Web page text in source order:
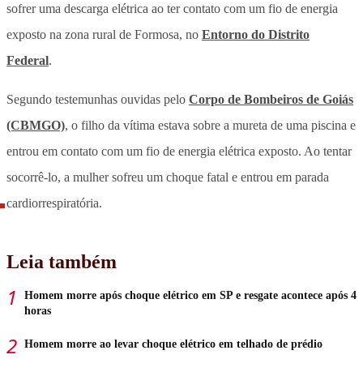
sofrer uma descarga elétrica ao ter contato com um fio de energia
exposto na zona rural de Formosa, no Entorno do Distrito
Federal.
Segundo testemunhas ouvidas pelo Corpo de Bombeiros de Goiás
(CBMGO), o filho da vítima estava sobre a mureta de uma piscina e
entrou em contato com um fio de energia elétrica exposto. Ao tentar
socorrê-lo, a mulher sofreu um choque fatal e entrou em parada
cardiorrespiratória.
Leia também
Homem morre após choque elétrico em SP e resgate acontece após 4
horas
Homem morre ao levar choque elétrico em telhado de prédio